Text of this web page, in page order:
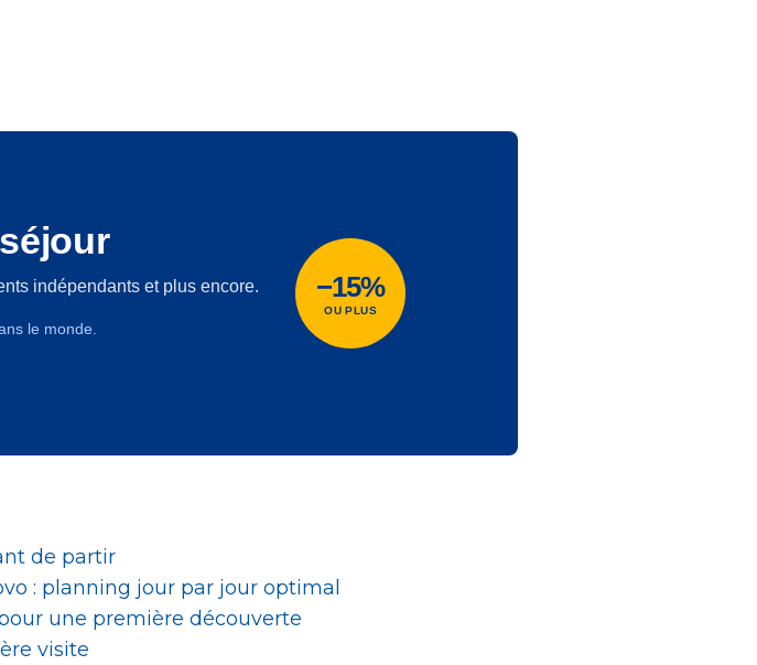
indépendants et plus encore.
le monde.
−15%
OU PLUS
de partir
: planning jour par jour optimal
une première découverte
visite